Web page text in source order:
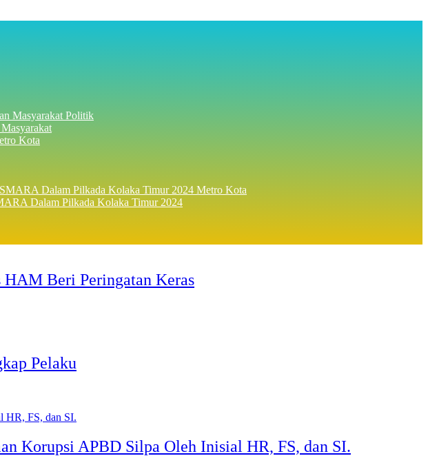
Politik
Kota
Metro Kota
Dalam Pilkada Kolaka Timur 2024
HAM Beri Peringatan Keras
Pelaku
Korupsi APBD Silpa Oleh Inisial HR, FS, dan SI.